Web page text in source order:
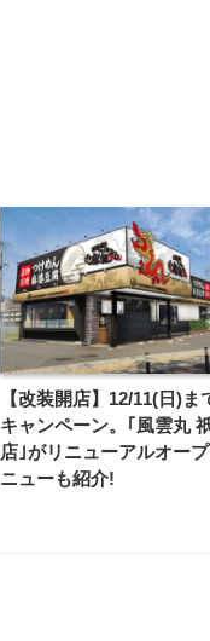
【改装開店】12/11(日)ま
キャンペーン。｢風雲丸
店｣がリニューアルオー
ニューも紹介!